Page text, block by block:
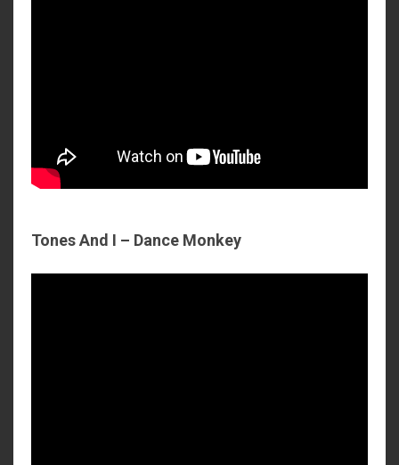
Tones And I – Dance Monkey